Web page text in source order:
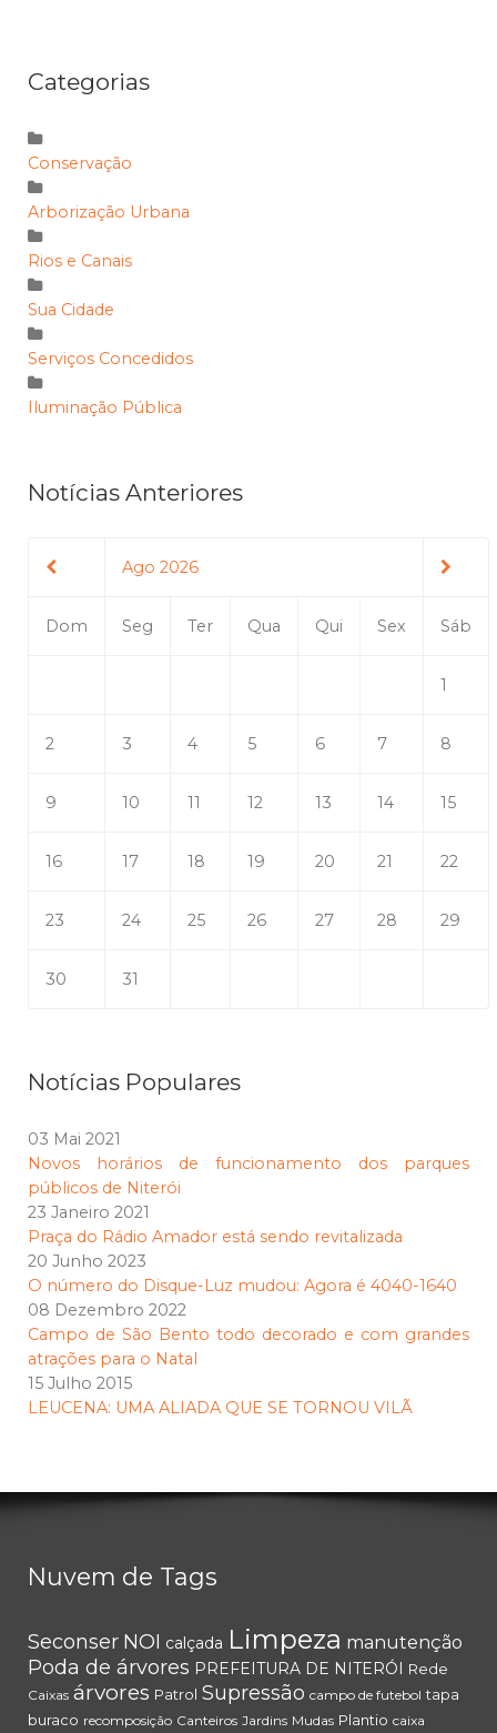
Categorias
Conservação
Arborização Urbana
Rios e Canais
Sua Cidade
Serviços Concedidos
Iluminação Pública
Notícias Anteriores
Ago 2026
Dom Seg Ter Qua Qui Sex Sáb
1
2 3 4 5 6 7 8
9 10 11 12 13 14 15
16 17 18 19 20 21 22
23 24 25 26 27 28 29
30 31
Notícias Populares
03 Mai 2021
Novos horários de funcionamento dos parques
públicos de Niterói
23 Janeiro 2021
Praça do Rádio Amador está sendo revitalizada
20 Junho 2023
O número do Disque-Luz mudou: Agora é 4040-1640
08 Dezembro 2022
Campo de São Bento todo decorado e com grandes
atrações para o Natal
15 Julho 2015
LEUCENA: UMA ALIADA QUE SE TORNOU VILÃ
Nuvem de Tags
Seconser NOI calçada Limpeza manutenção
Poda de árvores PREFEITURA DE NITERÓI Rede
Caixas árvores Patrol Supressão campo de futebol tapa
buraco recomposição Canteiros Jardins Mudas Plantio caixa